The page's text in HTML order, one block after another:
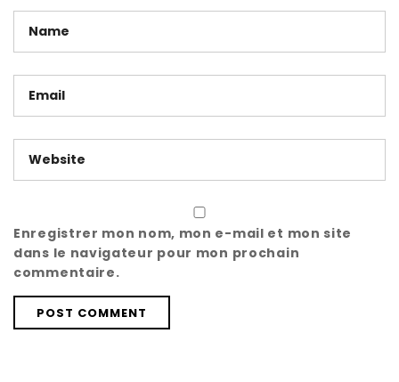
Enregistrer mon nom, mon e-mail et mon site
dans le navigateur pour mon prochain
commentaire.